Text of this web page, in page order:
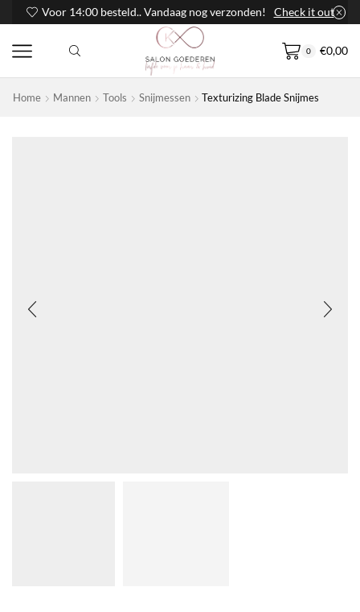
Voor 14:00 besteld.. Vandaag nog verzonden! Check it out
0 €0,00
Home Mannen Tools Snijmessen Texturizing Blade Snijmes